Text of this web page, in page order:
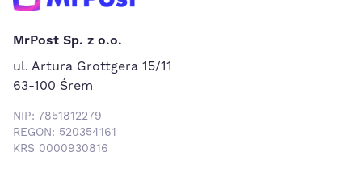
MrPost Sp. z o.o.
ul. Artura Grottgera 15/11
63-100 Śrem
NIP: 7851812279
REGON: 520354161
KRS 0000930816